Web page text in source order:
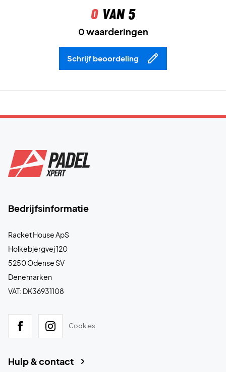
0van 5
0 waarderingen
Schrijf beoordeling
Bedrijfsinformatie
Racket House ApS
Holkebjergvej 120
5250 Odense SV
Denemarken
VAT: DK36931108
Cookies
Hulp & contact